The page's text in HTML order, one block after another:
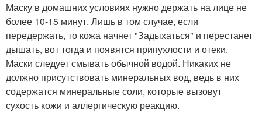
Маску в домашних условиях нужно держать на лице не
более 10-15 минут. Лишь в том случае, если
передержать, то кожа начнет "Задыхаться" и перестанет
дышать, вот тогда и появятся припухлости и отеки.
Маски следует смывать обычной водой. Никаких не
должно присутствовать минеральных вод, ведь в них
содержатся минеральные соли, которые вызовут
сухость кожи и аллергическую реакцию.